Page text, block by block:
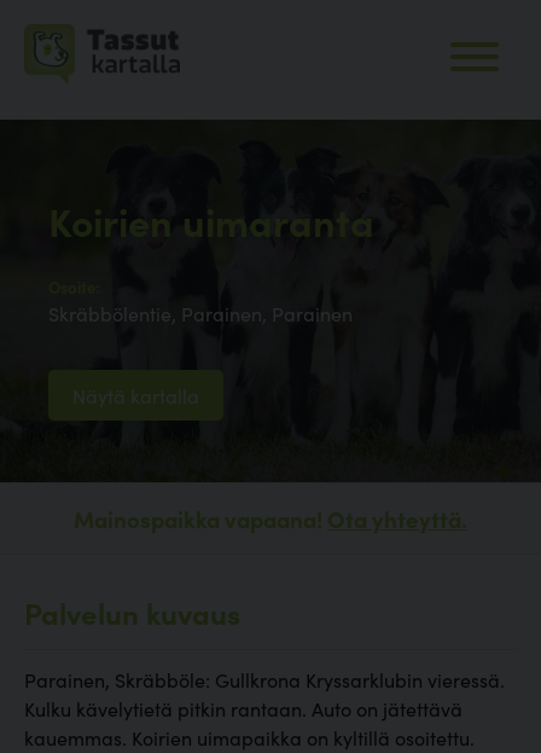
Koirien uimaranta
Skräbbölentie, Parainen, Parainen
Näytä kartalla
Mainospaikka vapaana! Ota yhteyttä.
Palvelun kuvaus
Parainen, Skräbböle: Gullkrona Kryssarklubin vieressä.
Kulku kävelytietä pitkin rantaan. Auto on jätettävä
kauemmas. Koirien uimapaikka on kyltillä osoitettu.